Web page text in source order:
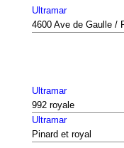
Ultramar
4600 Ave de Gaulle /
Ultramar
992 royale
Ultramar
Pinard et royal